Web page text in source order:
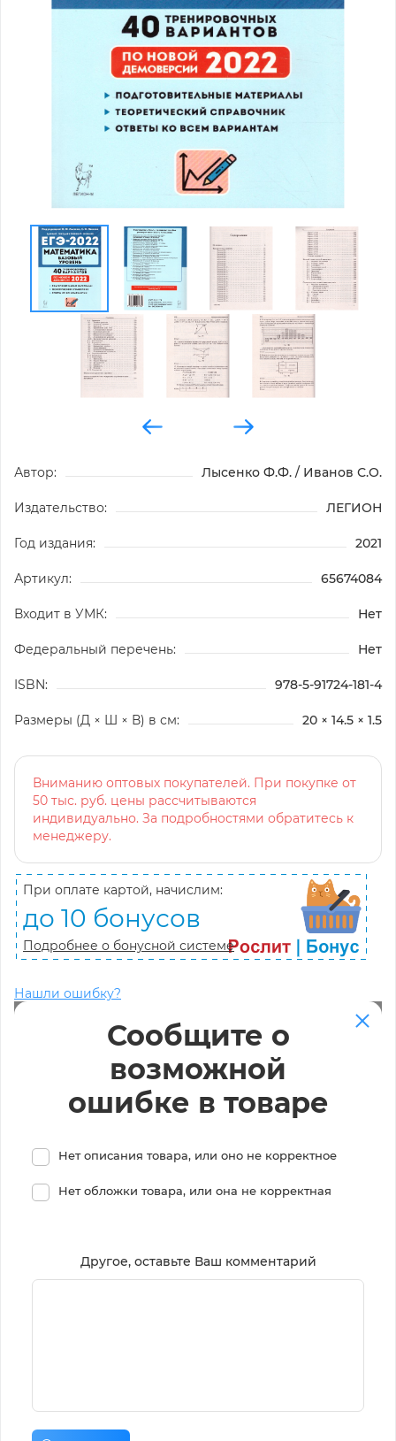
Автор: Лысенко Ф.Ф. / Иванов С.О.
Издательство: ЛЕГИОН
Год издания: 2021
Артикул: 65674084
Входит в УМК: Нет
Федеральный перечень: Нет
ISBN: 978-5-91724-181-4
Размеры (Д × Ш × В) в см: 20 × 14.5 × 1.5
Вниманию оптовых покупателей. При покупке от
50 тыс. руб. цены рассчитываются
индивидуально. За подробностями обратитесь к
менеджеру.
При оплате картой, начислим:
до 10 бонусов
Подробнее о бонусной системе
Нашли ошибку?
Сообщите о
возможной
ошибке в товаре
Нет описания товара, или оно не корректное
Нет обложки товара, или она не корректная
Другое, оставьте Ваш комментарий